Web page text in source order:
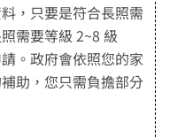
，只要是符合長照需
需要等級 2~8 級
。政府會依照您的家
助，您只需負擔部分